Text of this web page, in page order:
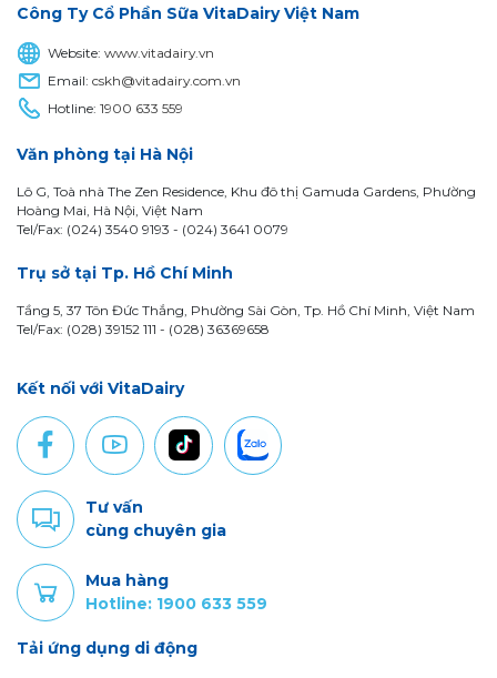
Công Ty Cổ Phần Sữa VitaDairy Việt Nam
Website:www.vitadairy.vn
Email:cskh@vitadairy.com.vn
Hotline:1900 633 559
Văn phòng tại Hà Nội
Lô G, Toà nhà The Zen Residence, Khu đô thị Gamuda Gardens, Phường
Hoàng Mai, Hà Nội, Việt Nam
Tel/Fax: (024) 3540 9193 - (024) 3641 0079
Trụ sở tại Tp. Hồ Chí Minh
Tầng 5, 37 Tôn Đức Thắng, Phường Sài Gòn, Tp. Hồ Chí Minh, Việt Nam
Tel/Fax: (028) 39152 111 - (028) 36369658
Kết nối với VitaDairy
Tư vấn
cùng chuyên gia
Mua hàng
Hotline: 1900 633 559
Tải ứng dụng di động